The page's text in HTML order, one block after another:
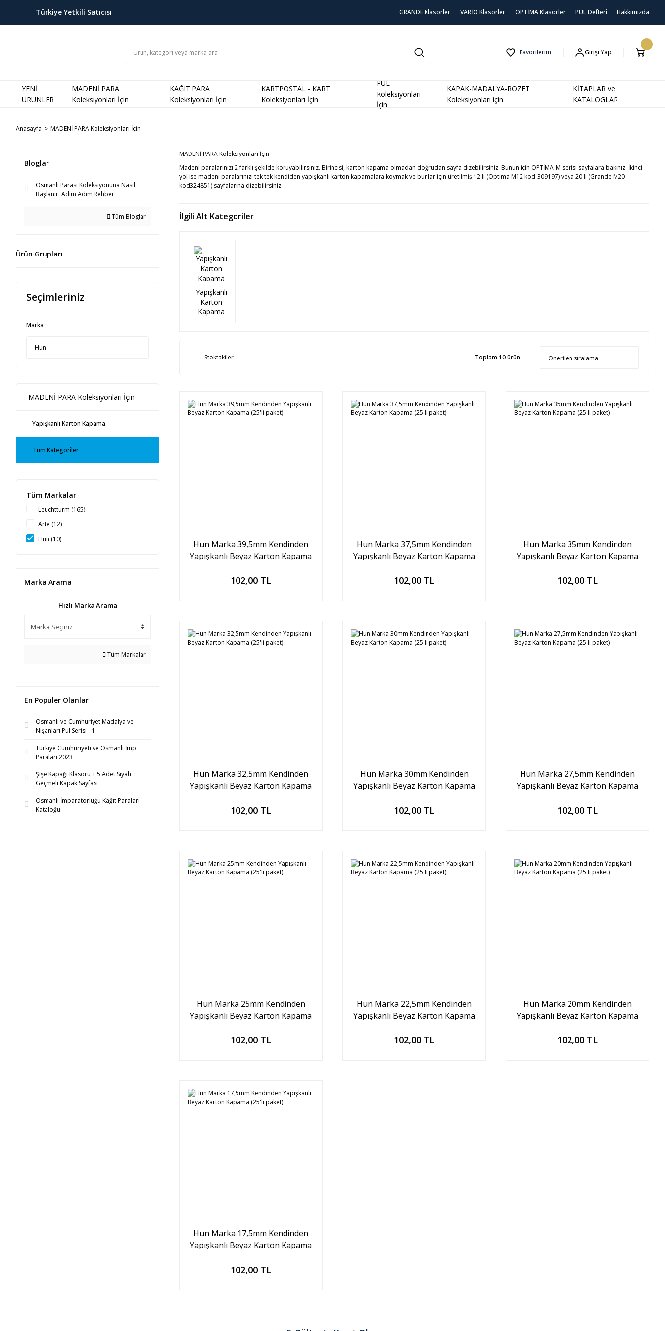
Türkiye Yetkili Satıcısı GRANDE Klasörler VARİO Klasörler OPTİMA Klasörler PUL Defteri Hakkımızda
Favorilerim Girişi Yap
YENİ
ÜRÜNLER
MADENİ PARA
Koleksiyonları İçin
KAĞIT PARA
Koleksiyonları İçin
KARTPOSTAL - KART
Koleksiyonları İçin
PUL
Koleksiyonları
İçin
KAPAK-MADALYA-ROZET
Koleksiyonları için
KİTAPLAR ve
KATALOGLAR
Anasayfa MADENİ PARA Koleksiyonları İçin
Bloglar
Osmanlı Parası Koleksiyonuna Nasıl
Başlanır: Adım Adım Rehber
Tüm Bloglar
Ürün Grupları
Seçimleriniz
Marka
Hun
MADENİ PARA Koleksiyonları İçin
Yapışkanlı Karton Kapama
Tüm Kategoriler
Tüm Markalar
Leuchtturm (165)
Arte (12)
Hun (10)
Marka Arama
Hızlı Marka Arama
Tüm Markalar
En Populer Olanlar
Osmanlı ve Cumhuriyet Madalya ve
Nişanları Pul Serisi - 1
Türkiye Cumhuriyeti ve Osmanlı İmp.
Paraları 2023
Şişe Kapağı Klasörü + 5 Adet Siyah
Geçmeli Kapak Sayfası
Osmanlı İmparatorluğu Kağıt Paraları
Kataloğu
MADENİ PARA Koleksiyonları İçin
Madeni paralarınızı 2 farklı şekilde koruyabilirsiniz. Birincisi, karton kapama olmadan doğrudan sayfa dizebilirsiniz. Bunun için OPTİMA-M serisi sayfalara bakınız. İkinci
yol ise madeni paralarınızı tek tek kendiden yapışkanlı karton kapamalara koymak ve bunlar için üretilmiş 12'li (Optima M12 kod-309197) veya 20'li (Grande M20 -
kod324851) sayfalarına dizebilirsiniz.
İlgili Alt Kategoriler
Yapışkanlı
Karton
Kapama
Stoktakiler Toplam 10 ürün
Hun Marka 39,5mm Kendinden
Yapışkanlı Beyaz Karton Kapama
102,00 TL
Sepete Ekle
Hun Marka 37,5mm Kendinden
Yapışkanlı Beyaz Karton Kapama
102,00 TL
Sepete Ekle
Hun Marka 35mm Kendinden
Yapışkanlı Beyaz Karton Kapama
102,00 TL
Sepete Ekle
Hun Marka 32,5mm Kendinden
Yapışkanlı Beyaz Karton Kapama
102,00 TL
Sepete Ekle
Hun Marka 30mm Kendinden
Yapışkanlı Beyaz Karton Kapama
102,00 TL
Sepete Ekle
Hun Marka 27,5mm Kendinden
Yapışkanlı Beyaz Karton Kapama
102,00 TL
Sepete Ekle
Hun Marka 25mm Kendinden
Yapışkanlı Beyaz Karton Kapama
102,00 TL
Sepete Ekle
Hun Marka 22,5mm Kendinden
Yapışkanlı Beyaz Karton Kapama
102,00 TL
Sepete Ekle
Hun Marka 20mm Kendinden
Yapışkanlı Beyaz Karton Kapama
102,00 TL
Sepete Ekle
Hun Marka 17,5mm Kendinden
Yapışkanlı Beyaz Karton Kapama
102,00 TL
Sepete Ekle